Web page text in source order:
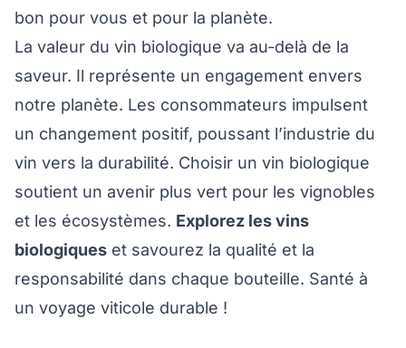
bon pour vous et pour la planète.
La valeur du vin biologique va au-delà de la
saveur. Il représente un engagement envers
notre planète. Les consommateurs impulsent
un changement positif, poussant l’industrie du
vin vers la durabilité. Choisir un vin biologique
soutient un avenir plus vert pour les vignobles
et les écosystèmes. Explorez les vins
biologiques et savourez la qualité et la
responsabilité dans chaque bouteille. Santé à
un voyage viticole durable !